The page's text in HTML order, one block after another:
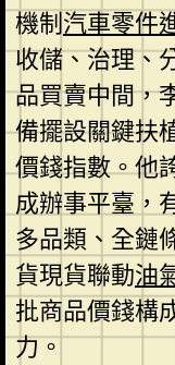
機制汽車零件
收儲、治理、
品買賣中間，
備擺設關鍵扶
價錢指數。他
成辦事平臺，
多品類、全鏈
貨現貨聯動油
批商品價錢構
力。